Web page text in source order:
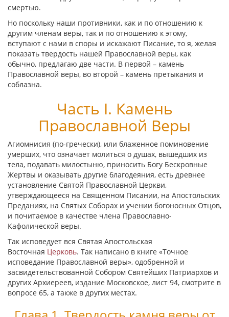
смертью.
Но поскольку наши противники, как и по отношению к
другим членам веры, так и по отношению к этому,
вступают с нами в споры и искажают Писание, то я, желая
показать твердость нашей Православной веры, как
обычно, предлагаю две части. В первой – камень
Православной веры, во второй – камень претыкания и
соблазна.
Часть I. Камень
Православной Веры
Агиомнисия (по-гречески), или блаженное поминовение
умерших, что означает молиться о душах, вышедших из
тела, подавать милостыню, приносить Богу Бескровные
Жертвы и оказывать другие благодеяния, есть древнее
установление Святой Православной Церкви,
утверждающееся на Священном Писании, на Апостольских
Преданиях, на Святых Соборах и учении богоносных Отцов,
и почитаемое в качестве члена Православно-
Кафолической веры.
Так исповедует вся Святая Апостольская
Восточная Церковь. Так написано в книге «Точное
исповедание Православной веры», одобренной и
засвидетельствованной Собором Святейших Патриархов и
других Архиереев, издание Московское, лист 94, смотрите в
вопросе 65, а также в других местах.